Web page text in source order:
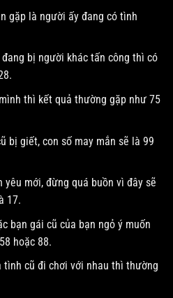
gặp là người ấy đang có tình
bị người khác tấn công thì có
thì kết quả thường gặp như 75
bị giết, con số may mắn sẽ là 99
mới, đừng quá buồn vì đây sẽ
17.
bạn gái cũ của bạn ngỏ ý muốn
hoặc 88.
tình cũ đi chơi với nhau thì thường